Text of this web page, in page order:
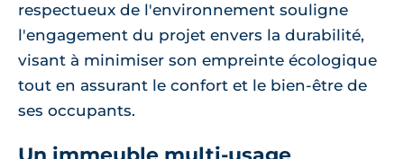
respectueux de l'environnement souligne
l'engagement du projet envers la durabilité,
visant à minimiser son empreinte écologique
tout en assurant le confort et le bien-être de
ses occupants.